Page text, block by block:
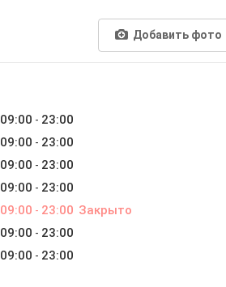
Добавить фото
09:00 - 23:00
09:00 - 23:00
09:00 - 23:00
09:00 - 23:00
09:00 - 23:00 Закрыто
09:00 - 23:00
09:00 - 23:00